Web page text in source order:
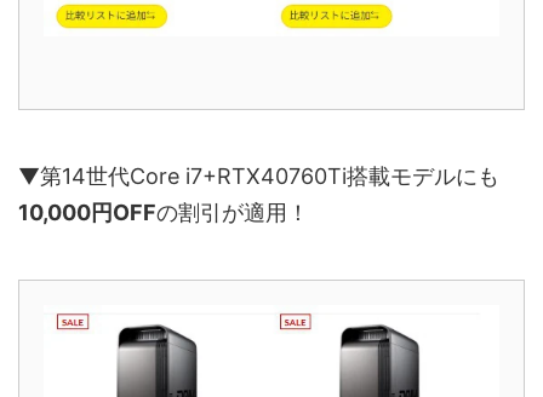
▼第14世代Core i7+RTX40760Ti搭載モデルにも
10,000円OFFの割引が適用！